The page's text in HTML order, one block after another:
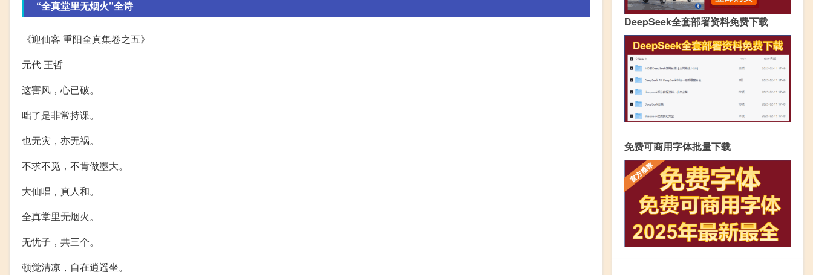
“全真堂里无烟火”全诗
《迎仙客 重阳全真集卷之五》
元代 王哲
这害风，心已破。
咄了是非常持课。
也无灾，亦无祸。
不求不觅，不肯做墨大。
大仙唱，真人和。
全真堂里无烟火。
无忧子，共三个。
顿觉清凉，自在逍遥坐。
DeepSeek全套部署资料免费下载
免费可商用字体批量下载